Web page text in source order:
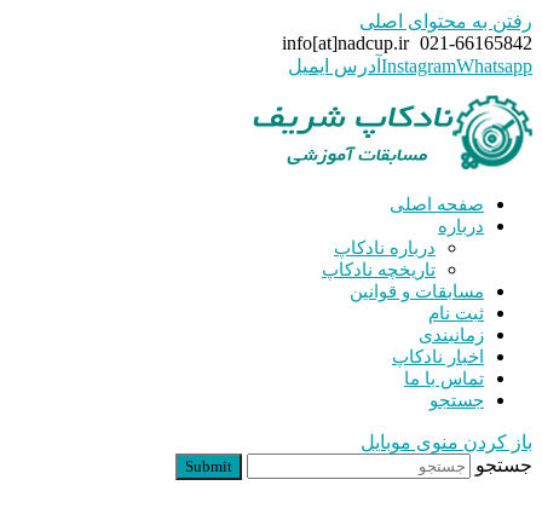
رفتن به محتوای اصلی
021-66165842
info[at]nadcup.ir
InstagramWhatsapp آدرس ایمیل
صفحه اصلی
درباره
درباره نادکاپ
تاریخچه نادکاپ
مسابقات و قوانین
ثبت نام
زمانبندی
اخبار نادکاپ
تماس با ما
جستجو
باز کردن منوی موبایل
جستجو
Submit